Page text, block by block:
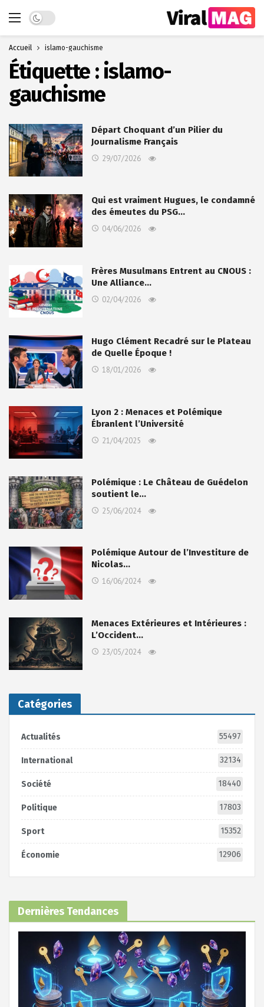
Dark mode
Accueil islamo-gauchisme
Étiquette : islamo-
gauchisme
Départ Choquant d’un Pilier du
Journalisme Français
29/07/2026
Qui est vraiment Hugues, le condamné
des émeutes du PSG…
04/06/2026
Frères Musulmans Entrent au CNOUS :
Une Alliance…
02/04/2026
Hugo Clément Recadré sur le Plateau
de Quelle Époque !
18/01/2026
Lyon 2 : Menaces et Polémique
Ébranlent l’Université
21/04/2025
Polémique : Le Château de Guédelon
soutient le…
25/06/2024
Polémique Autour de l’Investiture de
Nicolas…
16/06/2024
Menaces Extérieures et Intérieures :
L’Occident…
23/05/2024
Catégories
Actualités 55497
International 32134
Société 18440
Politique 17803
Sport 15352
Économie 12906
Dernières Tendances